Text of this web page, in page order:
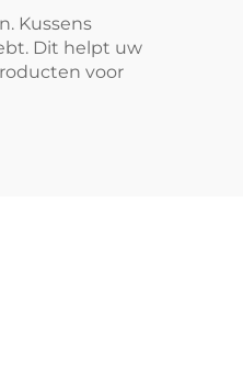
Kussens
Dit helpt uw
voor